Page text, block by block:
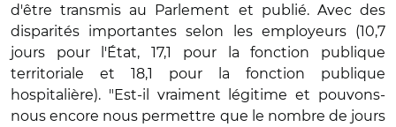
d'être transmis au Parlement et publié. Avec des
disparités importantes selon les employeurs (10,7
jours pour l'État, 17,1 pour la fonction publique
territoriale et 18,1 pour la fonction publique
hospitalière). "Est-il vraiment légitime et pouvons-
nous encore nous permettre que le nombre de jours